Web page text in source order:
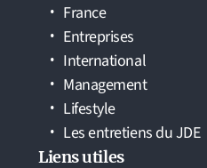
France
Entreprises
International
Management
Lifestyle
Les entretiens du JDE
Liens utiles